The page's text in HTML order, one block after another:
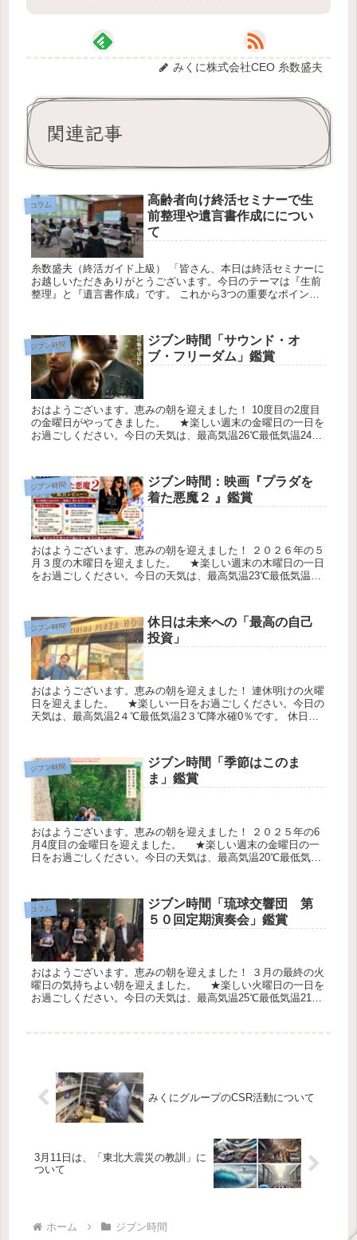
みくに株式会社CEO 糸数盛夫
関連記事
コラム
高齢者向け終活セミナーで生
前整理や遺言書作成にについ
て
糸数盛夫（終活ガイド上級） 「皆さん、本日は終活セミナーに
お越しいただきありがとうございます。今日のテーマは『生前
整理』と『遺言書作成』です。 これから3つの重要なポイント
ジブン時間
ジブン時間「サウンド・オ
ブ・フリーダム」鑑賞
おはようございます。恵みの朝を迎えました！ 10度目の2度目
の金曜日がやってきました。 ★楽しい週末の金曜日の一日を
お過ごしください。今日の天気は、最高気温26℃最低気温24℃
ジブン時間
ジブン時間：映画『プラダを
着た悪魔２ 』鑑賞
おはようございます。恵みの朝を迎えました！ ２０２６年の５
月３度の木曜日を迎えました。 ★楽しい週末の木曜日の一日
をお過ごしください。今日の天気は、最高気温23℃最低気温１
ジブン時間
休日は未来への「最高の自己
投資」
おはようございます。恵みの朝を迎えました！ 連休明けの火曜
日を迎えました。 ★楽しい一日をお過ごしください。今日の
天気は、最高気温2４℃最低気温2３℃降水確0％です。 休日を
ジブン時間
ジブン時間「季節はこのま
ま」鑑賞
おはようございます。恵みの朝を迎えました！ ２０２５年の6
月4度目の金曜日を迎えました。 ★楽しい週末の金曜日の一
日をお過ごしください。今日の天気は、最高気温20℃最低気温
コラム
ジブン時間「琉球交響団 第
５０回定期演奏会」鑑賞
おはようございます。恵みの朝を迎えました！ ３月の最終の火
曜日の気持ちよい朝を迎えました。 ★楽しい火曜日の一日を
お過ごしください。今日の天気は、最高気温25℃最低気温21℃
みくにグループのCSR活動について
3月11日は、「東北大震災の教訓」に
ついて
ホーム ジブン時間